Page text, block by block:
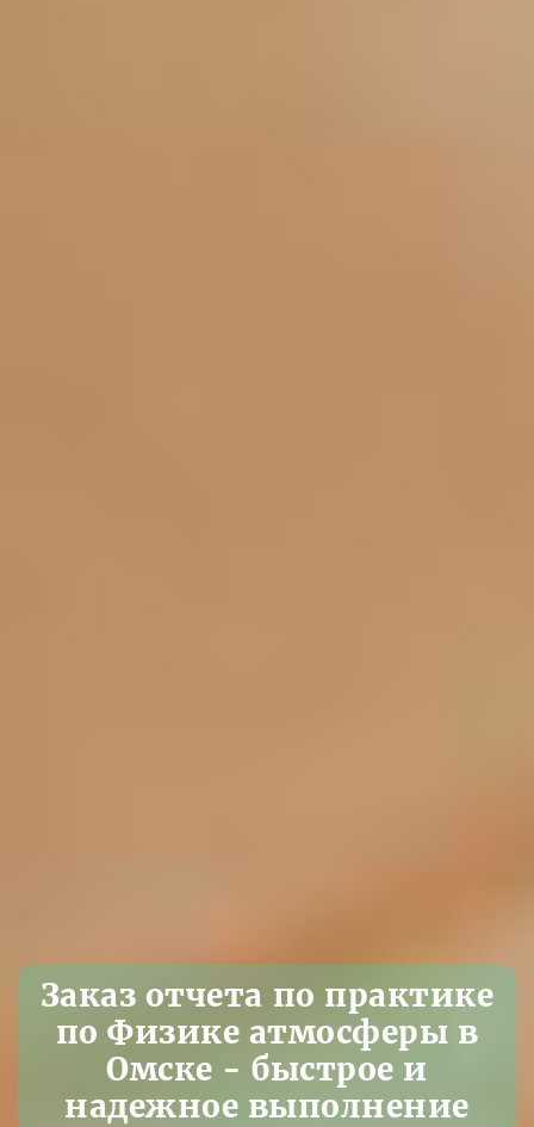
Заказ отчета по практике
по Физике атмосферы в
Омске - быстрое и
надежное выполнение